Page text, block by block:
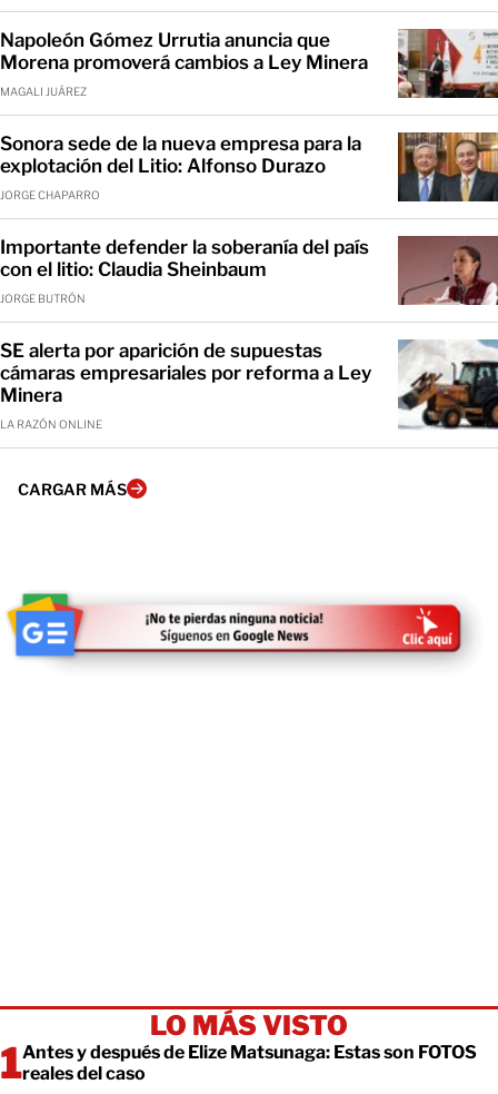
Napoleón Gómez Urrutia anuncia que
Morena promoverá cambios a Ley Minera
MAGALI JUÁREZ
Sonora sede de la nueva empresa para la
explotación del Litio: Alfonso Durazo
JORGE CHAPARRO
Importante defender la soberanía del país
con el litio: Claudia Sheinbaum
JORGE BUTRÓN
SE alerta por aparición de supuestas
cámaras empresariales por reforma a Ley
Minera
LA RAZÓN ONLINE
CARGAR MÁS
LO MÁS VISTO
Antes y después de Elize Matsunaga: Estas son FOTOS
reales del caso